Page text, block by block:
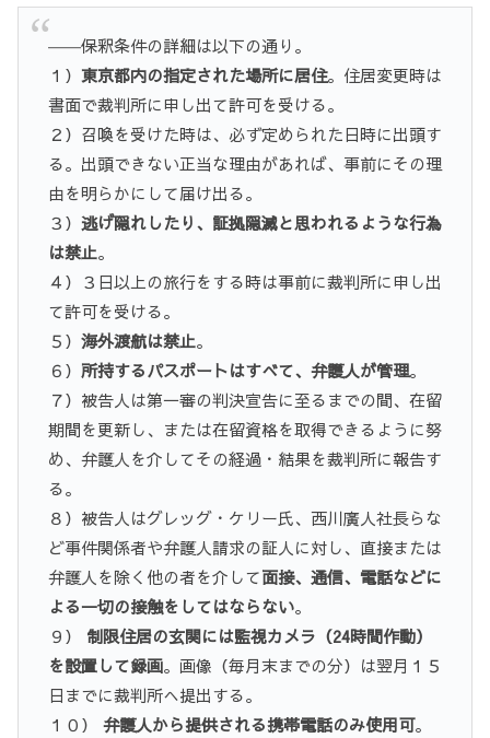
――保釈条件の詳細は以下の通り。
１） 東京都内の指定された場所に居住。住居変更時は
書面で裁判所に申し出て許可を受ける。
２）召喚を受けた時は、必ず定められた日時に出頭す
る。出頭できない正当な理由があれば、事前にその理
由を明らかにして届け出る。
３） 逃げ隠れしたり、証拠隠滅と思われるような行為
は禁止。
４）３日以上の旅行をする時は事前に裁判所に申し出
て許可を受ける。
５） 海外渡航は禁止。
６） 所持するパスポートはすべて、弁護人が管理。
７）被告人は第一審の判決宣告に至るまでの間、在留
期間を更新し、または在留資格を取得できるように努
め、弁護人を介してその経過・結果を裁判所に報告す
る。
８）被告人はグレッグ・ケリー氏、西川廣人社長らな
ど事件関係者や弁護人請求の証人に対し、直接または
弁護人を除く他の者を介して面接、通信、電話などに
よる一切の接触をしてはならない。
９） 制限住居の玄関には監視カメラ（24時間作動）
を設置して録画。画像（毎月末までの分）は翌月１５
日までに裁判所へ提出する。
１０） 弁護人から提供される携帯電話のみ使用可。